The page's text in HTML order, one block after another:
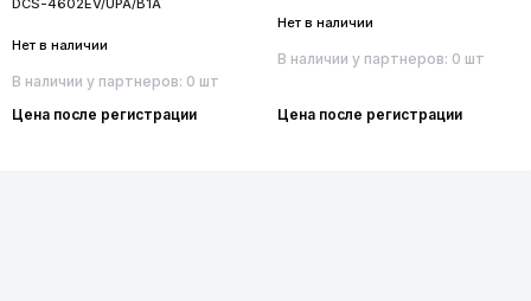
Нет в наличии
В наличии у партнеров: 0 шт
Цена после регистрации
Нет в наличии
В наличии у партнеров: 0 шт
Цена после регистрации